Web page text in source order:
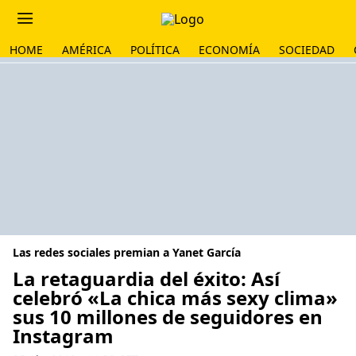
HOME AMÉRICA POLÍTICA ECONOMÍA SOCIEDAD
Las redes sociales premian a Yanet García
La retaguardia del éxito: Así
celebró «La chica más sexy clima»
sus 10 millones de seguidores en
Instagram